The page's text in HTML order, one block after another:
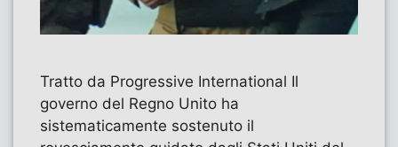
Tratto da Progressive International Il
governo del Regno Unito ha
sistematicamente sostenuto il